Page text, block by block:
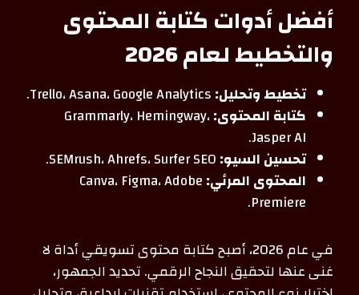
أفضل أدوات كتابة المحتوى
والتخطيط لعام 2026
تخطيط وتحليل:
كتابة المحتوى:Grammarly، Hemingway،
Jasper AI.
تحسين السيو:
المحتوى المرئي:Canva، Figma، Adobe
Premiere.
في عام 2026، أصبح كتابة محتوى تسويقي أداة لا
غنى عنها لتحقيق النجاح الرقمي. تحديد الجمهور،